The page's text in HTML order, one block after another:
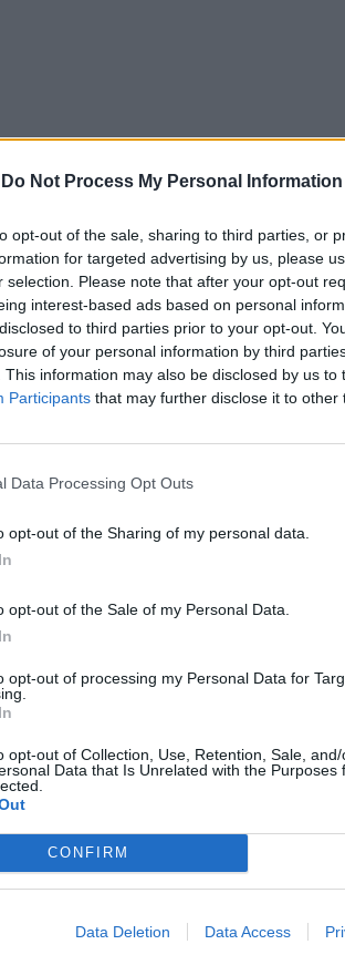
Do Not Process My Personal Information
opt-out of the sale, sharing to third parties, or
for targeted advertising by us, please
selection. Please note that after your opt-out
interest-based ads based on personal
to third parties prior to your opt-out.
of your personal information by third
This information may also be disclosed by us to
Participants that may further disclose it to other
Data Processing Opt Outs
opt-out of the Sharing of my personal data.
opt-out of the Sale of my Personal Data.
opt-out of processing my Personal Data for
opt-out of Collection, Use, Retention, Sale,
Data that Is Unrelated with the Purposes
CONFIRM
Data Deletion Data Access
europeu acontece no âmbito do
para debater os desafios que se
DENSIDADE EM
com a coesão territorial, os
das comunidades locais.
do interior nestes fóruns é
na definição das políticas europeias.
Os territórios de baixa
das comunidades locais, nos
que essa realidade esteja
PORTUGUESA
no Comité Diretor do CCRE/